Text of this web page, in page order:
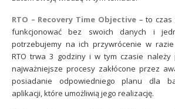
RTO – Recovery Time Objective– to czas
funkcjonować bez swoich danych i
potrzebujemy na ich przywrócenie w razie
RTO trwa 3 godziny i w tym czasie należy
najważniejsze procesy zakłócone przez
posiadanie odpowiedniego planu dla
aplikacji, które umożliwią jego realizację.